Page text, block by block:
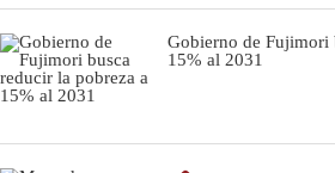
Gobierno de Fujimori
15% al 2031